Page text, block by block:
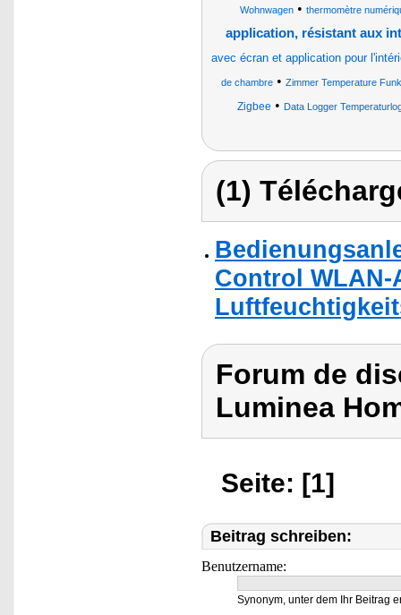
Wohnwagen• thermomètre
application, résistant aux
avec écran et application pour
de chambre • Zimmer Temperature
Zigbee • Data Logger
(1)
Control
Forum de
Luminea
Seite: [1]
Beitrag schreiben:
Benutzername:
Synonym, unter dem Ihr Beitrag